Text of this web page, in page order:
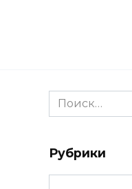
Search
for:
Рубрики